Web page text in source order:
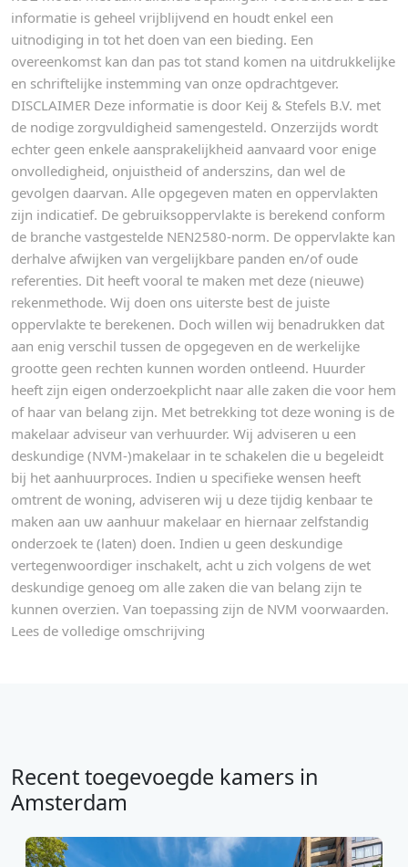
informatie is geheel vrijblijvend en houdt enkel een
uitnodiging in tot het doen van een bieding. Een
overeenkomst kan dan pas tot stand komen na uitdrukkelijke
en schriftelijke instemming van onze opdrachtgever.
DISCLAIMER Deze informatie is door Keij & Stefels B.V. met
de nodige zorgvuldigheid samengesteld. Onzerzijds wordt
echter geen enkele aansprakelijkheid aanvaard voor enige
onvolledigheid, onjuistheid of anderszins, dan wel de
gevolgen daarvan. Alle opgegeven maten en oppervlakten
zijn indicatief. De gebruiksoppervlakte is berekend conform
de branche vastgestelde NEN2580-norm. De oppervlakte kan
derhalve afwijken van vergelijkbare panden en/of oude
referenties. Dit heeft vooral te maken met deze (nieuwe)
rekenmethode. Wij doen ons uiterste best de juiste
oppervlakte te berekenen. Doch willen wij benadrukken dat
aan enig verschil tussen de opgegeven en de werkelijke
grootte geen rechten kunnen worden ontleend. Huurder
heeft zijn eigen onderzoekplicht naar alle zaken die voor hem
of haar van belang zijn. Met betrekking tot deze woning is de
makelaar adviseur van verhuurder. Wij adviseren u een
deskundige (NVM-)makelaar in te schakelen die u begeleidt
bij het aanhuurproces. Indien u specifieke wensen heeft
omtrent de woning, adviseren wij u deze tijdig kenbaar te
maken aan uw aanhuur makelaar en hiernaar zelfstandig
onderzoek te (laten) doen. Indien u geen deskundige
vertegenwoordiger inschakelt, acht u zich volgens de wet
deskundige genoeg om alle zaken die van belang zijn te
kunnen overzien. Van toepassing zijn de NVM voorwaarden.
Lees de volledige omschrijving
Recent toegevoegde kamers in
Amsterdam